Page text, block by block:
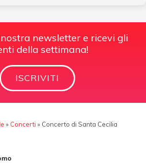
newsletter e ricevi gli
della settimana!
ISCRIVITI
» Concerti » Concerto di Santa Cecilia